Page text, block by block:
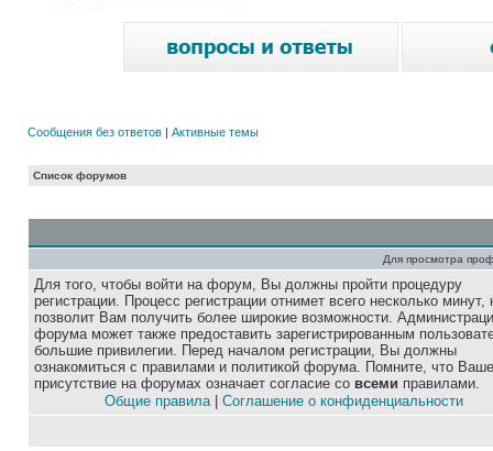
Сообщения без ответов | Активные темы
Список форумов
Для просмотра
Для того, чтобы войти на форум, Вы должны пройти процедуру
регистрации. Процесс регистрации отнимет всего несколько минут,
позволит Вам получить более широкие возможности.
форума может также предоставить зарегистрированным
большие привилегии. Перед началом регистрации, Вы должны
ознакомиться с правилами и политикой форума. Помните, что Ваше
присутствие на форумах означает согласие со всеми правилами.
Общие правила| Соглашение о конфиденциальности